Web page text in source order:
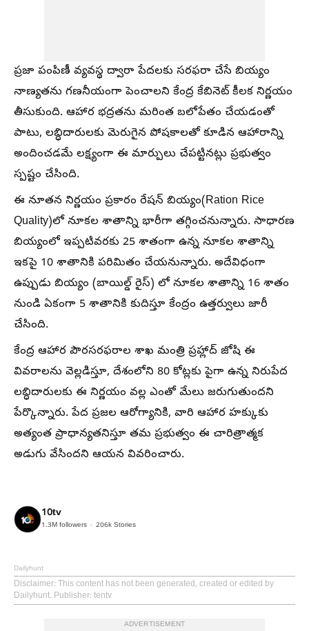
ప్రజా పంపిణీ వ్యవస్థ ద్వారా పేదలకు సరఫరా చేసే బియ్యం
నాణ్యతను గణనీయంగా పెంచాలని కేంద్ర కేబినెట్ కీలక నిర్ణయం
తీసుకుంది. ఆహార భద్రతను మరింత బలోపేతం చేయడంతో
పాటు, లబ్ధిదారులకు మెరుగైన పోషకాలతో కూడిన ఆహారాన్ని
అందించడమే లక్ష్యంగా ఈ మార్పులు చేపట్టినట్లు ప్రభుత్వం
స్పష్టం చేసింది.
ఈ నూతన నిర్ణయం ప్రకారం రేషన్ బియ్యం(Ration Rice
Quality)లో నూకల శాతాన్ని భారీగా తగ్గించనున్నారు. సాధారణ
బియ్యంలో ఇప్పటివరకు 25 శాతంగా ఉన్న నూకల శాతాన్ని
ఇకపై 10 శాతానికి పరిమితం చేయనున్నారు. అదేవిధంగా
ఉప్పుడు బియ్యం (బాయిల్డ్ రైస్) లో నూకల శాతాన్ని 16 శాతం
నుండి ఏకంగా 5 శాతానికి కుదిస్తూ కేంద్రం ఉత్తర్వులు జారీ
చేసింది.
కేంద్ర ఆహార పౌరసరఫరాల శాఖ మంత్రి ప్రహ్లాద్ జోషి ఈ
వివరాలను వెల్లడిస్తూ, దేశంలోని 80 కోట్లకు పైగా ఉన్న నిరుపేద
లబ్ధిదారులకు ఈ నిర్ణయం వల్ల ఎంతో మేలు జరుగుతుందని
పేర్కొన్నారు. పేద ప్రజల ఆరోగ్యానికి, వారి ఆహార హక్కుకు
అత్యంత ప్రాధాన్యతనిస్తూ తమ ప్రభుత్వం ఈ చారిత్రాత్మక
అడుగు వేసిందని ఆయన వివరించారు.
10tv
1.3M followers 206k Stories
Dailyhunt
Disclaimer: This content has not been generated, created or edited by
Dailyhunt. Publisher: tentv
ADVERTISEMENT